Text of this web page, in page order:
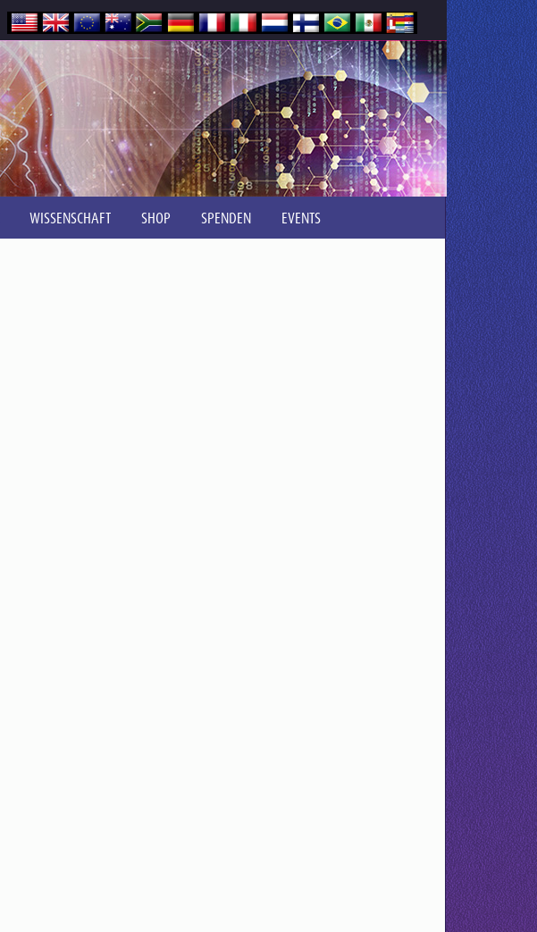
WISSENSCHAFT SHOP SPENDEN EVENTS